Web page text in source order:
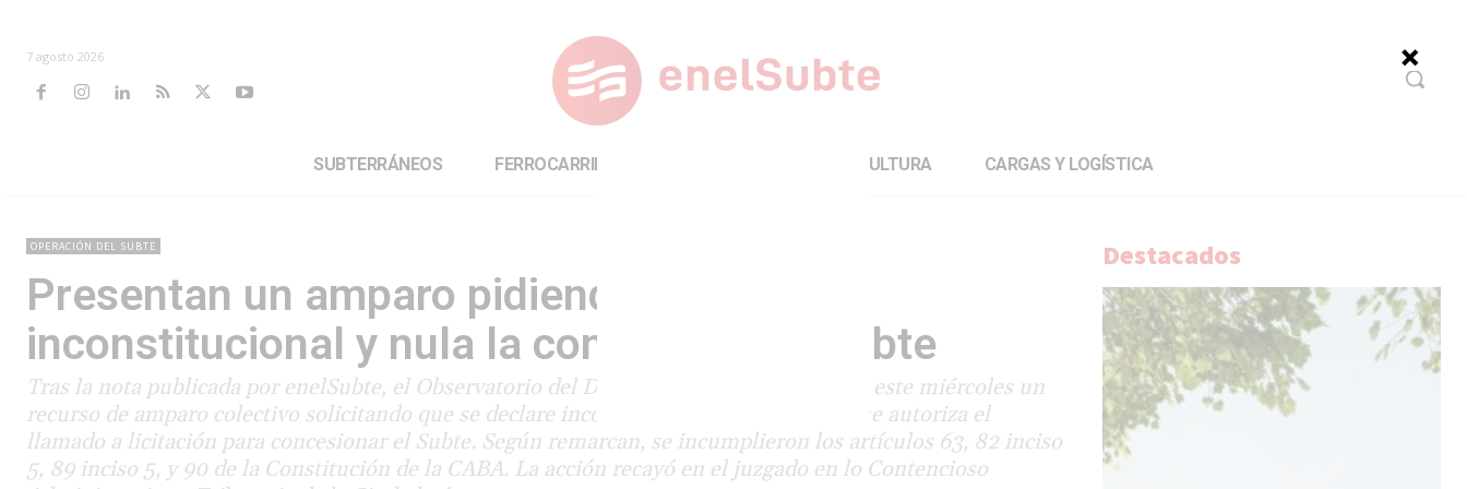
7 agosto 2026
SUBTERRÁNEOS FERROCARRILES CULTURA CARGAS Y LOGÍSTICA
OPERACIÓN DEL SUBTE
Presentan un amparo pidiendo declarar
inconstitucional y nula la concesión del Subte
Tras la nota publicada por enelSubte, el Observatorio del Derecho a la Ciudad presentó este miércoles un
recurso de amparo colectivo solicitando que se declare inconstitucional y nula la ley que autoriza el
llamado a licitación para concesionar el Subte. Según remarcan, se incumplieron los artículos 63, 82 inciso
5, 89 inciso 5, y 90 de la Constitución de la CABA. La acción recayó en el juzgado en lo Contencioso
Destacados